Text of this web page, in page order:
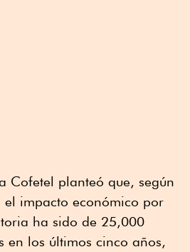
Cofetel planteó que, según
impacto económico por
ha sido de 25,000
en los últimos cinco años,